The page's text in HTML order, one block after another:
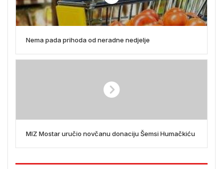
Nema pada prihoda od neradne nedjelje
MIZ Mostar uručio novčanu donaciju Šemsi Humačkiću